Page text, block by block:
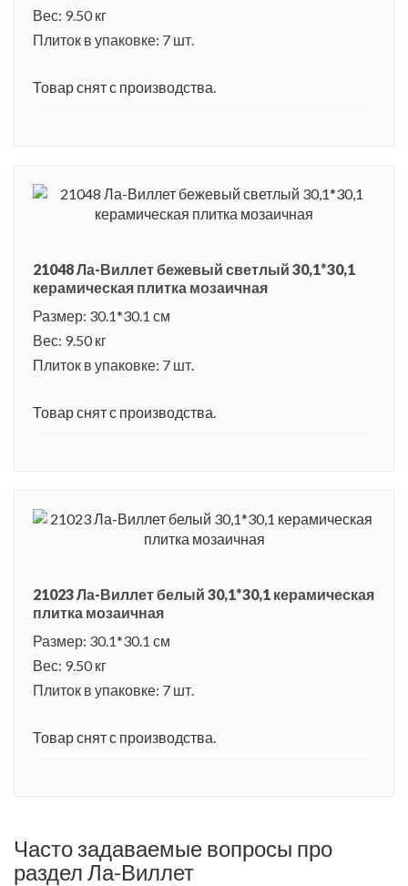
Вес: 9.50 кг
Плиток в упаковке: 7 шт.
Товар снят с производства.
21048 Ла-Виллет бежевый светлый 30,1*30,1
керамическая плитка мозаичная
Размер: 30.1*30.1 см
Вес: 9.50 кг
Плиток в упаковке: 7 шт.
Товар снят с производства.
21023 Ла-Виллет белый 30,1*30,1 керамическая
плитка мозаичная
Размер: 30.1*30.1 см
Вес: 9.50 кг
Плиток в упаковке: 7 шт.
Товар снят с производства.
Часто задаваемые вопросы про
раздел Ла-Виллет